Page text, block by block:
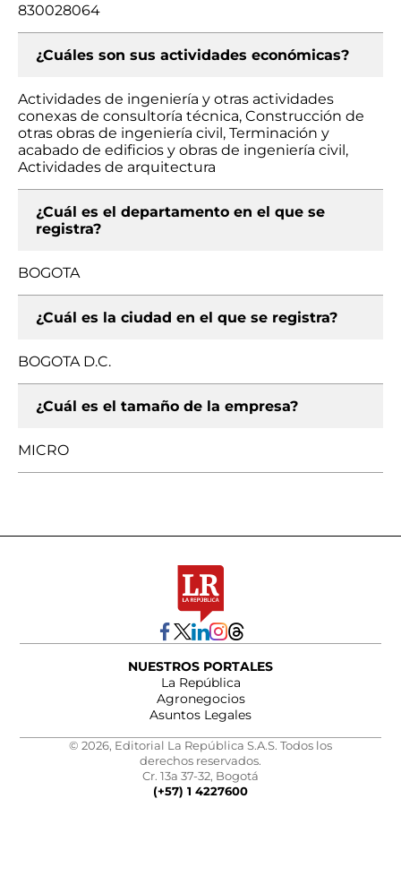
830028064
¿Cuáles son sus actividades económicas?
Actividades de ingeniería y otras actividades
conexas de consultoría técnica, Construcción de
otras obras de ingeniería civil, Terminación y
acabado de edificios y obras de ingeniería civil,
Actividades de arquitectura
¿Cuál es el departamento en el que se
registra?
BOGOTA
¿Cuál es la ciudad en el que se registra?
BOGOTA D.C.
¿Cuál es el tamaño de la empresa?
MICRO
NUESTROS PORTALES
La República
Agronegocios
Asuntos Legales
© 2026, Editorial La República S.A.S. Todos los
derechos reservados.
Cr. 13a 37-32, Bogotá
(+57) 1 4227600